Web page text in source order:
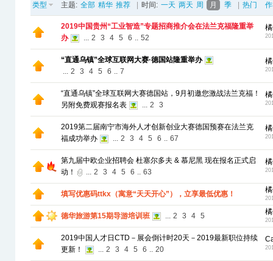
类型 主题: 全部 精华 推荐 时间: 一天 两天 周 月 季 热门
2019中国贵州“工业智造”专题招商推介会在法兰克福隆重举
办
... 2 3 4 5 6 .. 52
“直通乌镇”全球互联网大赛·德国站隆重举办
... 2 3 4 5 6 .. 7
“直通乌镇”全球互联网大赛德国站，9月初邀您激战法兰克福！
另附免费观赛报名表
... 2 3
2019第二届南宁市海外人才创新创业大赛德国预赛在法兰克
福成功举办
... 2 3 4 5 6 .. 67
第九届中欧企业招聘会 杜塞尔多夫 & 慕尼黑 现在报名正式启
动！
... 2 3 4 5 6 .. 63
填写优惠码ttkx（寓意“天天开心”），立享最低优惠！
德华旅游第15期导游培训班 ... 2 3 4 5
2019中国人才日CTD－展会倒计时20天－2019最新职位持续
更新！
... 2 3 4 5 6 .. 20